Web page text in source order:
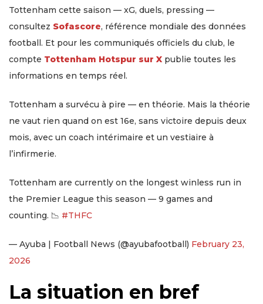
Tottenham cette saison — xG, duels, pressing —
consultez Sofascore, référence mondiale des données
football. Et pour les communiqués officiels du club, le
compte Tottenham Hotspur sur X publie toutes les
informations en temps réel.
Tottenham a survécu à pire — en théorie. Mais la théorie
ne vaut rien quand on est 16e, sans victoire depuis deux
mois, avec un coach intérimaire et un vestiaire à
l’infirmerie.
Tottenham are currently on the longest winless run in
the Premier League this season — 9 games and
counting. 📉 #THFC
— Ayuba | Football News (@ayubafootball) February 23,
2026
La situation en bref